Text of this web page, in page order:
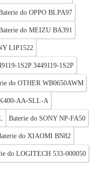
do OPPO BLPA97
do MEIZU BA391
LIP1522
1S2P 3449119-1S2P
do OTHER WB0650AWM
AA-SLL-A
Baterie do SONY NP-FA50
do XIAOMI BN82
do LOGITECH 533-000050